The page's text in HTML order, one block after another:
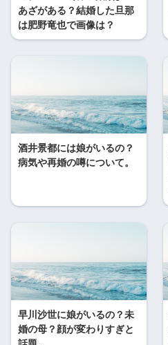
あざがある？結婚した旦那
は肥野竜也で画像は？
酒井景都には娘がいるの？
病気や再婚の噂について。
早川沙世に娘がいるの？未
婚の母？顔が変わりすぎと